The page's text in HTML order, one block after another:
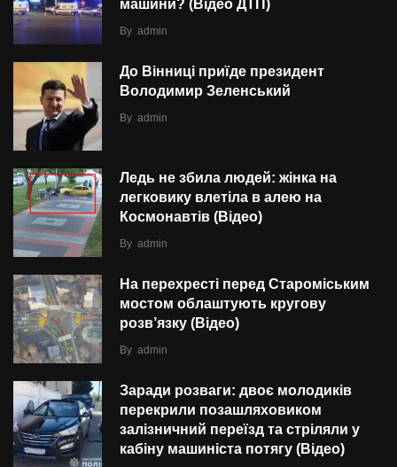
машини? (Відео ДТП)
By admin
До Вінниці приїде президент
Володимир Зеленський
By admin
Ледь не збила людей: жінка на
легковику влетіла в алею на
Космонавтів (Відео)
By admin
На перехресті перед Староміським
мостом облаштують кругову
розв’язку (Відео)
By admin
Заради розваги: двоє молодиків
перекрили позашляховиком
залізничний переїзд та стріляли у
кабіну машиніста потягу (Відео)